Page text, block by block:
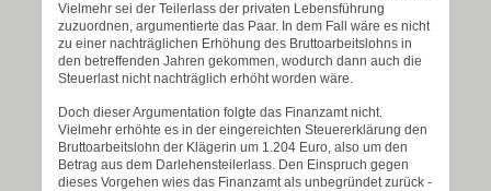
Vielmehr sei der Teilerlass der privaten Lebensführung
zuzuordnen, argumentierte das Paar. In dem Fall wäre es nicht
zu einer nachträglichen Erhöhung des Bruttoarbeitslohns in
den betreffenden Jahren gekommen, wodurch dann auch die
Steuerlast nicht nachträglich erhöht worden wäre.
Doch dieser Argumentation folgte das Finanzamt nicht.
Vielmehr erhöhte es in der eingereichten Steuererklärung den
Bruttoarbeitslohn der Klägerin um 1.204 Euro, also um den
Betrag aus dem Darlehensteilerlass. Den Einspruch gegen
dieses Vorgehen wies das Finanzamt als unbegründet zurück -